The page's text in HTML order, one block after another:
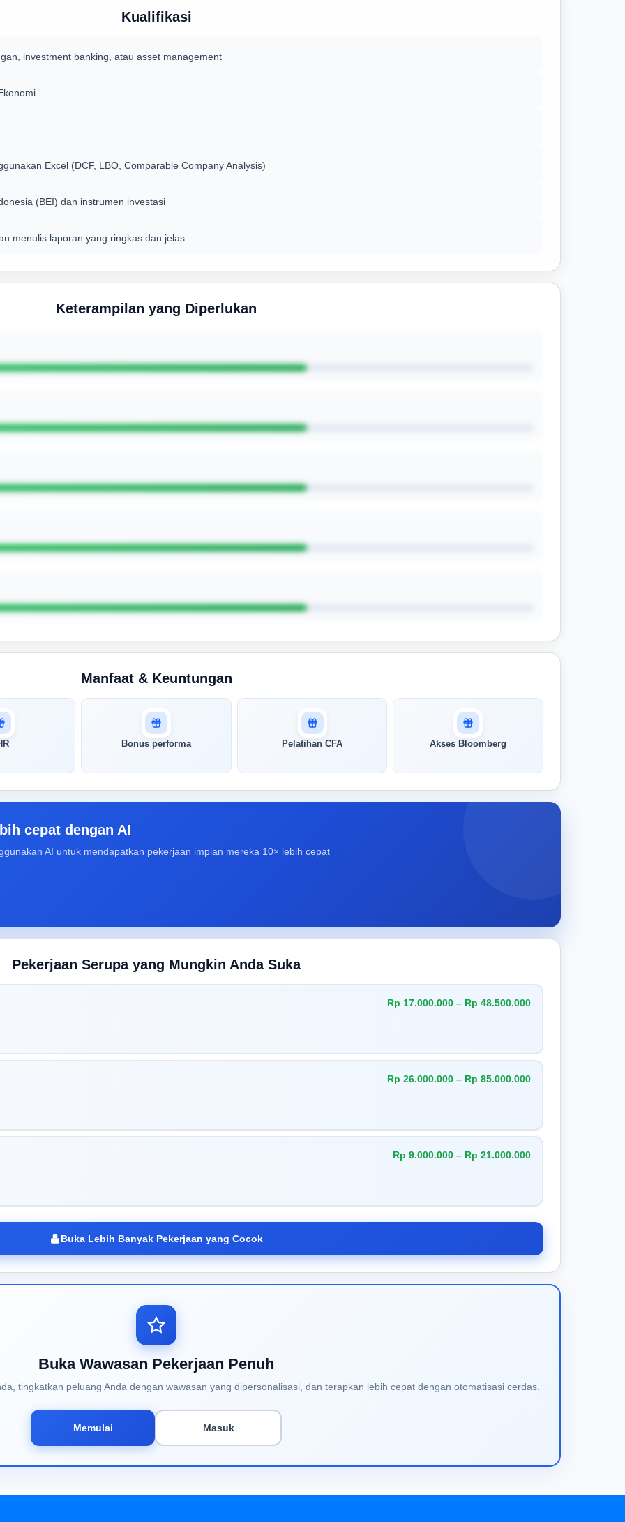
Kualifikasi
investment banking, atau asset management
Excel (DCF, LBO, Comparable Company Analysis)
(BEI) dan instrumen investasi
menulis laporan yang ringkas dan jelas
Keterampilan yang Diperlukan
Manfaat & Keuntungan
Bonus performa Pelatihan CFA Akses Bloomberg
cepat dengan AI
AI untuk mendapatkan pekerjaan impian mereka 10× lebih cepat
Pekerjaan Serupa yang Mungkin Anda Suka
Rp 17.000.000 – Rp 48.500.000
Rp 26.000.000 – Rp 85.000.000
Rp 9.000.000 – Rp 21.000.000
Buka Lebih Banyak Pekerjaan yang Cocok
Buka Wawasan Pekerjaan Penuh
tingkatkan peluang Anda dengan wawasan yang dipersonalisasi, dan terapkan lebih cepat dengan otomatisasi cerdas.
Memulai Masuk